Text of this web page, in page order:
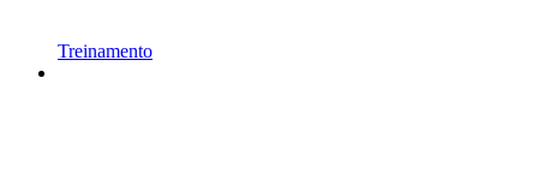
Treinamento